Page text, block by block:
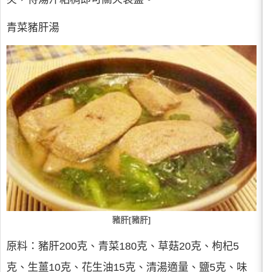
青菜豬肝湯
豬肝[豬肝]
原料：豬肝200克、青菜180克、草菇20克、枸杞5
克、生薑10克、花生油15克、清湯適量、鹽5克、味